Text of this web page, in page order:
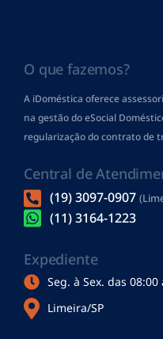
O que fazemos?
A iDoméstica oferece
na gestão do eSocial
regularização do contrato de
Central de
(19) 3097-0907
(11) 3164-1223
Expediente
Seg. à Sex. das 08:00
Limeira/SP